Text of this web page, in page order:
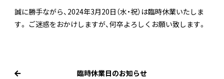
誠に勝手ながら、2024年3月20日（水・祝）は臨時休業いたしま
す。 ご迷惑をおかけしますが、何卒よろしくお願い致します。
臨時休業日のお知らせ